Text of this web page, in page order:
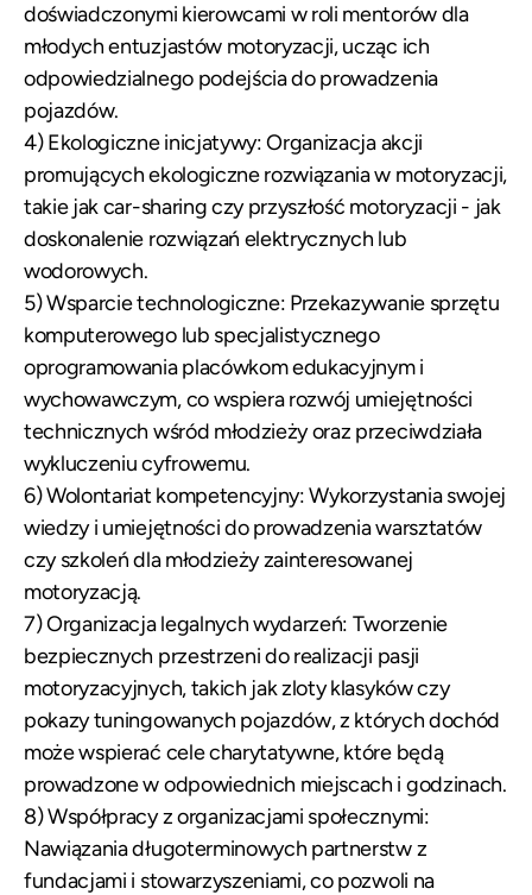
doświadczonymi kierowcami w roli mentorów dla
młodych entuzjastów motoryzacji, ucząc ich
odpowiedzialnego podejścia do prowadzenia
pojazdów.
4) Ekologiczne inicjatywy: Organizacja akcji
promujących ekologiczne rozwiązania w motoryzacji,
takie jak car-sharing czy przyszłość motoryzacji - jak
doskonalenie rozwiązań elektrycznych lub
wodorowych.
5) Wsparcie technologiczne: Przekazywanie sprzętu
komputerowego lub specjalistycznego
oprogramowania placówkom edukacyjnym i
wychowawczym, co wspiera rozwój umiejętności
technicznych wśród młodzieży oraz przeciwdziała
wykluczeniu cyfrowemu.
6) Wolontariat kompetencyjny: Wykorzystania swojej
wiedzy i umiejętności do prowadzenia warsztatów
czy szkoleń dla młodzieży zainteresowanej
motoryzacją.
7) Organizacja legalnych wydarzeń: Tworzenie
bezpiecznych przestrzeni do realizacji pasji
motoryzacyjnych, takich jak zloty klasyków czy
pokazy tuningowanych pojazdów, z których dochód
może wspierać cele charytatywne, które będą
prowadzone w odpowiednich miejscach i godzinach.
8) Współpracy z organizacjami społecznymi:
Nawiązania długoterminowych partnerstw z
fundacjami i stowarzyszeniami, co pozwoli na